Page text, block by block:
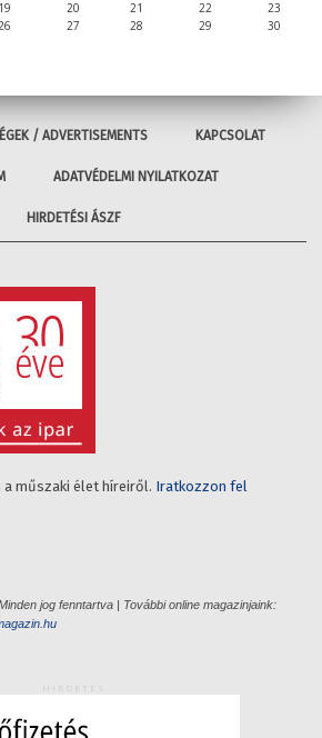
19 20 21 22
23
27 28 29
30
/ ADVERTISEMENTS KAPCSOLAT
ADATVÉDELMI NYILATKOZAT
HIRDETÉSI ÁSZF
műszaki élet híreiről. Iratkozzon fel
jog fenntartva | További online magazinjaink:
HIRDETÉS